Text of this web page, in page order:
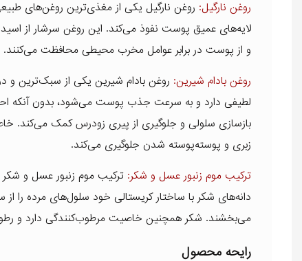
روغن نارگیل: روغن نارگیل یکی از مغذی‌ترین روغن‌های
و از پوست در برابر عوامل مخرب محیطی محافظت می‌کنند.
روغن بادام شیرین: روغن بادام شیرین یکی از سبک‌ترین
بازسازی سلولی و جلوگیری از پیری زودرس کمک
زبری و پوسته‌پوسته شدن جلوگیری می‌کند.
ترکیب موم زنبور عسل و شکر: ترکیب موم زنبور عسل و شکر
دانه‌های شکر با ساختار کریستالی خود سلول‌های مرده را
می‌بخشند. شکر همچنین خاصیت مرطوب‌کنندگی دارد و
رایحه محصول